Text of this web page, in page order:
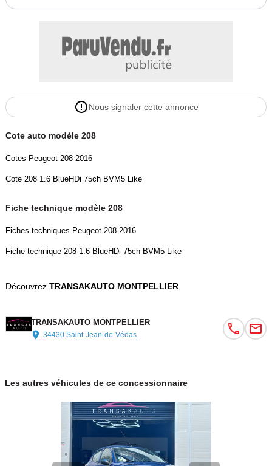
Nous signaler cette annonce
Cote auto modèle 208
Cotes Peugeot 208 2016
Cote 208 1.6 BlueHDi 75ch BVM5 Like
Fiche technique modèle 208
Fiches techniques Peugeot 208 2016
Fiche technique 208 1.6 BlueHDi 75ch BVM5 Like
Découvrez TRANSAKAUTO MONTPELLIER
TRANSAKAUTO MONTPELLIER
34430 Saint-Jean-de-Védas
Les autres véhicules de ce concessionnaire